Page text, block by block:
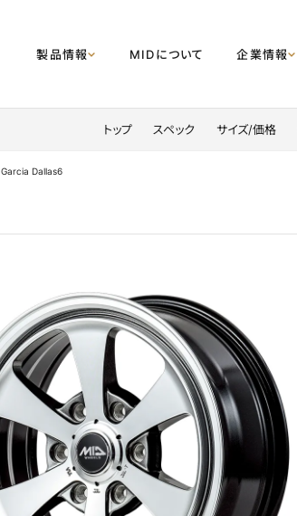
製品情報 MIDについて 企業情報
トップ スペック サイズ/価格
メディア
Garcia Dallas6